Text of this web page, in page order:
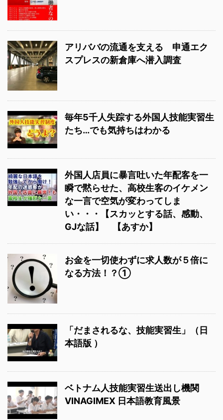
アリババの流通を支える 申通エク
スプレスの新倉庫へ潜入調査
毎年5千人失踪する外国人技能実習生
たち…でも気持ちはわかる
外国人店員に暴言吐いた年配客を一
瞬で黙らせた、高校生客のイケメン
な一言で空気が変わってしま
い・・・【スカッとする話、感動、
GJな話】 【あすか】
お金を一切使わずに求人数が５倍に
なる方法！？①
「だまされるな、技能実習生」（日
本語版 ）
ベトナム人技能実習生送出し機関
VINAGIMEX 日本語教育風景